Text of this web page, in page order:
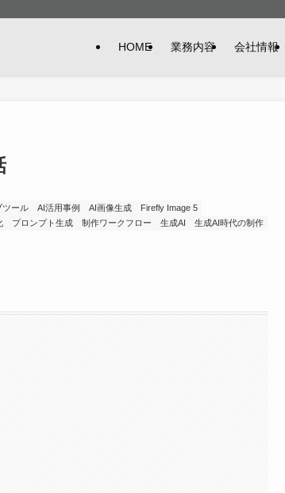
HOME 業務内容 会社情報
ツール AI活用事例 AI画像生成
Firefly Image 5
プロンプト生成 制作ワークフロー 生成AI
生成AI時代の制作